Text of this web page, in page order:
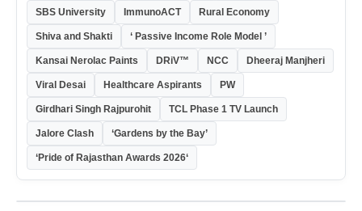
SBS University ImmunoACT Rural Economy
Shiva and Shakti ‘ Passive Income Role Model ’
Kansai Nerolac Paints DRiV™ NCC Dheeraj Manjheri
Viral Desai Healthcare Aspirants PW
Girdhari Singh Rajpurohit TCL Phase 1 TV Launch
Jalore Clash ‘Gardens by the Bay’
‘Pride of Rajasthan Awards 2026‘